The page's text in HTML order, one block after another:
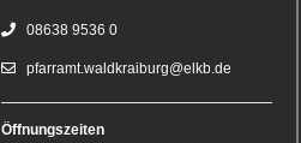
08638 9536 0
pfarramt.waldkraiburg@elkb.de
Öffnungszeiten